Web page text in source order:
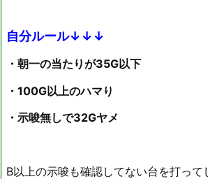
自分ルール↓↓↓
・朝一の当たりが35G以下
・100G以上のハマり
・示唆無しで32Gヤメ
B以上の示唆も確認してない台を打って